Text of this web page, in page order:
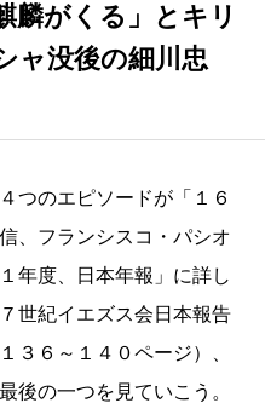
麟がくる」とキリ
ャ没後の細川忠
つのエピソードが「１６
、フランシスコ・パシオ
年度、日本年報」に詳し
世紀イエズス会日本報告
３６～１４０ページ）、
後の一つを見ていこう。